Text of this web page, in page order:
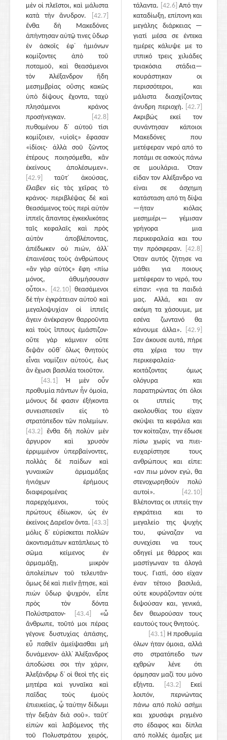
μὲν οἱ πλεῖστοι, καὶ μάλιστα
κατὰ τὴν ἄνυδρον.
[42.7]
ἔνθα δὴ Μακεδόνες
ἀπήντησαν αὐτῷ τινες ὕδωρ
ἐν ἀσκοῖς ἐφ᾽ ἡμιόνων
κομίζοντες ἀπὸ τοῦ
ποταμοῦ, καὶ θεασάμενοι
τὸν Ἀλέξανδρον ἤδη
μεσημβρίας οὔσης κακῶς
ὑπὸ δίψους ἔχοντα, ταχὺ
πλησάμενοι κράνος
προσήνεγκαν.
[42.8]
πυθομένου δ᾽ αὐτοῦ τίσι
κομίζοιεν, «υἱοῖς» ἔφασαν
«ἰδίοις· ἀλλὰ σοῦ ζῶντος
ἑτέρους ποιησόμεθα, κἂν
ἐκείνους ἀπολέσωμεν».
[42.9]
ταῦτ᾽ ἀκούσας,
ἔλαβεν εἰς τὰς χεῖρας τὸ
κράνος· περιβλέψας δὲ καὶ
θεασάμενος τοὺς περὶ αὑτὸν
ἱππεῖς ἅπαντας ἐγκεκλικότας
ταῖς κεφαλαῖς καὶ πρὸς
αὐτὸν ἀποβλέποντας,
ἀπέδωκεν οὐ πιών, ἀλλ᾽
ἐπαινέσας τοὺς ἀνθρώπους
«ἂν γὰρ αὐτὸς» ἔφη «πίω
μόνος, ἀθυμήσουσιν
οὗτοι».
[42.10]
θεασάμενοι
δὲ τὴν ἐγκράτειαν αὐτοῦ καὶ
μεγαλοψυχίαν οἱ ἱππεῖς
ἄγειν ἀνέκραγον θαρροῦντα
καὶ τοὺς ἵππους ἐμάστιζον·
οὔτε γὰρ κάμνειν οὔτε
διψᾶν οὔθ᾽ ὅλως θνητοὺς
εἶναι νομίζειν αὑτούς, ἕως
ἂν ἔχωσι βασιλέα τοιοῦτον.
[43.1]
Ἡ μὲν οὖν
προθυμία πάντων ἦν ὁμοία,
μόνους δέ φασιν ἑξήκοντα
συνεισπεσεῖν εἰς τὸ
στρατόπεδον τῶν πολεμίων.
[43.2]
ἔνθα δὴ πολὺν μὲν
ἄργυρον καὶ χρυσὸν
ἐρριμμένον ὑπερβαίνοντες,
πολλὰς δὲ παίδων καὶ
γυναικῶν ἁρμαμάξας
ἡνιόχων ἐρήμους
διαφερομένας
παρερχόμενοι, τοὺς
πρώτους ἐδίωκον, ὡς ἐν
ἐκείνοις Δαρεῖον ὄντα. [43.3]
μόλις δ᾽ εὑρίσκεται πολλῶν
ἀκοντισμάτων κατάπλεως τὸ
σῶμα κείμενος ἐν
ἁρμαμάξῃ, μικρὸν
ἀπολείπων τοῦ τελευτᾶν·
ὅμως δὲ καὶ πιεῖν ᾔτησε, καὶ
πιὼν ὕδωρ ψυχρόν, εἶπε
πρὸς τὸν δόντα
Πολύστρατον·
[43.4]
«ὦ
ἄνθρωπε, τοῦτό μοι πέρας
γέγονε δυστυχίας ἁπάσης,
εὖ παθεῖν ἀμείψασθαι μὴ
δυνάμενον· ἀλλ᾽ Ἀλέξανδρος
ἀποδώσει σοι τὴν χάριν,
Ἀλεξάνδρῳ δ᾽ οἱ θεοὶ τῆς εἰς
μητέρα καὶ γυναῖκα καὶ
παῖδας τοὺς ἐμοὺς
ἐπιεικείας, ᾧ ταύτην δίδωμι
τὴν δεξιὰν διὰ σοῦ». ταῦτ᾽
εἰπὼν καὶ λαβόμενος τῆς
τοῦ Πολυστράτου χειρός,
τάλαντα. [42.6] Από την
καταδίωξη, επίπονη και
μεγάλης διάρκειας —
γιατί μέσα σε έντεκα
ημέρες κάλυψε με το
ιππικό τρεις χιλιάδες
τριακόσια στάδια—
κουράστηκαν οι
περισσότεροι, και
μάλιστα διασχίζοντας
άνυδρη περιοχή. [42.7]
Ακριβώς εκεί τον
συνάντησαν κάποιοι
Μακεδόνες που
μετέφεραν νερό από το
ποτάμι σε ασκούς πάνω
σε μουλάρια. Όταν
είδαν τον Αλέξανδρο να
είναι σε άσχημη
κατάσταση από τη δίψα
—ήταν κιόλας
μεσημέρι— γέμισαν
γρήγορα μια
περικεφαλαία και του
την πρόσφεραν.
[42.8]
Όταν αυτός ζήτησε να
μάθει για ποιους
μετέφεραν το νερό, του
είπαν: «για τα παιδιά
μας. Αλλά, και αν
ακόμη τα χάσουμε, με
εσένα ζωντανό θα
κάνουμε άλλα».
[42.9]
Σαν άκουσε αυτά, πήρε
στα χέρια του την
περικεφαλαία·
κοιτάζοντας όμως
ολόγυρα και
παρατηρώντας ότι όλοι
οι ιππείς της
ακολουθίας του είχαν
σκύψει τα κεφάλια και
τον κοίταζαν, την έδωσε
πίσω χωρίς να πιει·
ευχαρίστησε τους
ανθρώπους και είπε:
«αν πιω μόνον εγώ, θα
στενοχωρηθούν πολύ
αυτοί».
[42.10]
Βλέποντας οι ιππείς την
εγκράτεια και το
μεγαλείο της ψυχής
του, φώναζαν να
συνεχίσει να τους
οδηγεί με θάρρος και
μαστίγωναν τα άλογά
τους. Γιατί, όσο είχαν
έναν τέτοιο βασιλιά,
ούτε κουράζονταν ούτε
διψούσαν και, γενικά,
δεν θεωρούσαν τους
εαυτούς τους θνητούς.
[43.1] Η προθυμία
όλων ήταν όμοια, αλλά
στο στρατόπεδο των
εχθρών λένε ότι
όρμησαν μαζί του μόνο
εξήντα.
[43.2]
Εκεί
λοιπόν, περνώντας
πάνω από πολύ ασήμι
και χρυσάφι ριγμένο
στο έδαφος και δίπλα
από πολλές άμαξες με